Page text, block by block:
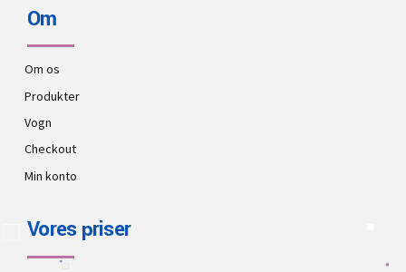
Om
Om os
Produkter
Vogn
Checkout
Min konto
Vores priser